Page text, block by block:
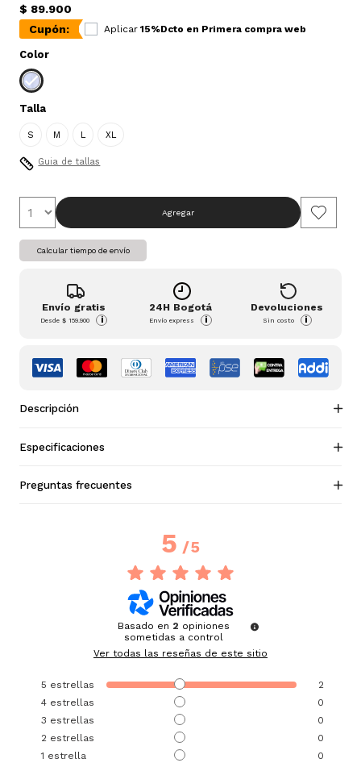
$ 89.900
Cupón:
Aplicar 15%Dcto en Primera compra web
Color
Talla
S M L XL
Guia de tallas
Agregar
Calcular tiempo de envío
Envío gratis
Desde$ 159.900 i
24H Bogotá
Envío express i
Devoluciones
Sin costo i
Descripción
Especificaciones
Preguntas frecuentes
5/5
Basado en 2 opiniones
sometidas a control
Ver todas las reseñas de este sitio
5 estrellas
2
4 estrellas
0
3 estrellas
0
2 estrellas
0
1 estrella 0